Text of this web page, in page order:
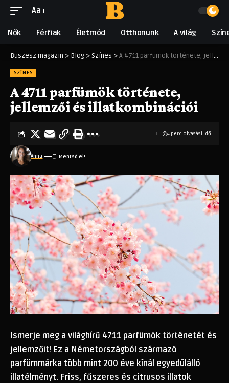
Aa
Nők Férfiak Életmód Otthonunk A világ
Buszesz magazin > Blog >Színes >A 4711 parfümök története, jellemzői és illatkombinációi
SZÍNES
A 4711 parfümök története,
jellemzői és illatkombinációi
Anna
4 perc olvasási idő
Ismerje meg a világhírű 4711 parfümök történetét és
jellemzőit! Ez a Németországból származó
parfümmárka több mint 200 éve kínál egyedülálló
illatélményt. Friss, fűszeres és citrusos illatok